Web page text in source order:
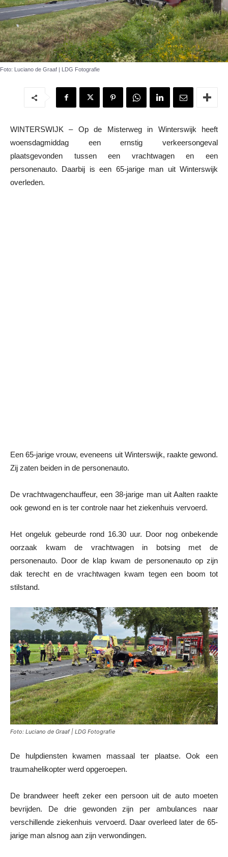
Foto: Luciano de Graaf | LDG Fotografie
WINTERSWIJK – Op de Misterweg in Winterswijk heeft
woensdagmiddag een ernstig verkeersongeval
plaatsgevonden tussen een vrachtwagen en een
personenauto. Daarbij is een 65-jarige man uit Winterswijk
overleden.
Een 65-jarige vrouw, eveneens uit Winterswijk, raakte gewond.
Zij zaten beiden in de personenauto.
De vrachtwagenchauffeur, een 38-jarige man uit Aalten raakte
ook gewond en is ter controle naar het ziekenhuis vervoerd.
Het ongeluk gebeurde rond 16.30 uur. Door nog onbekende
oorzaak kwam de vrachtwagen in botsing met de
personenauto. Door de klap kwam de personenauto op zijn
dak terecht en de vrachtwagen kwam tegen een boom tot
stilstand.
Foto: Luciano de Graaf | LDG Fotografie
De hulpdiensten kwamen massaal ter plaatse. Ook een
traumahelikopter werd opgeroepen.
De brandweer heeft zeker een persoon uit de auto moeten
bevrijden. De drie gewonden zijn per ambulances naar
verschillende ziekenhuis vervoerd. Daar overleed later de 65-
jarige man alsnog aan zijn verwondingen.